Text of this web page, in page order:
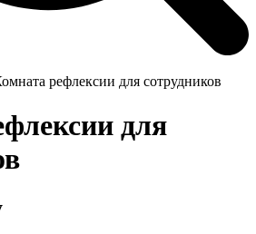
рефлексии для сотрудников
для